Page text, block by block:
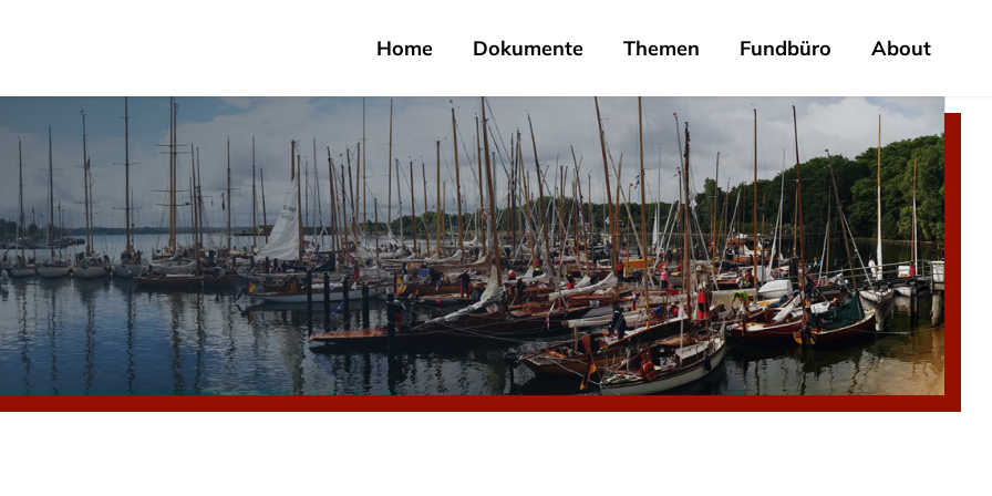
Home Dokumente Themen Fundbüro About